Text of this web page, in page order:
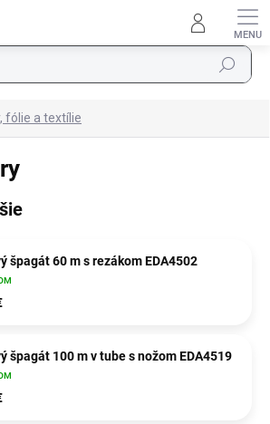
Hľadať
fólie a textílie
špagát 60 m s rezákom EDA4502
špagát 100 m v tube s nožom EDA4519